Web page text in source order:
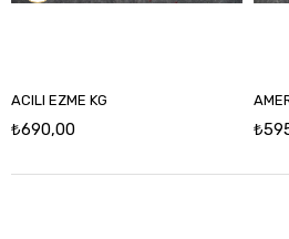
ACILI EZME KG
₺690,00